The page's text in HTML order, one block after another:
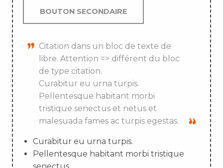
BOUTON SECONDAIRE
Citation dans un bloc de texte de
libre. Attention => différent du bloc
de type citation.
Curabitur eu urna turpis.
Pellentesque habitant morbi
tristique senectus et netus et
malesuada fames ac turpis egestas.
Curabitur eu urna turpis.
Pellentesque habitant morbi tristique